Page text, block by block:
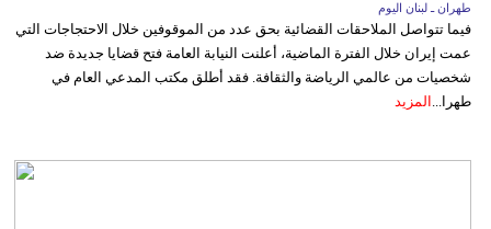
طهران ـ لبنان اليوم
فيما تتواصل الملاحقات القضائية بحق عدد من الموقوفين خلال الاحتجاجات التي
عمت إيران خلال الفترة الماضية، أعلنت النيابة العامة فتح قضايا جديدة ضد
شخصيات من عالمي الرياضة والثقافة. فقد أطلق مكتب المدعي العام في
طهرا... المزيد